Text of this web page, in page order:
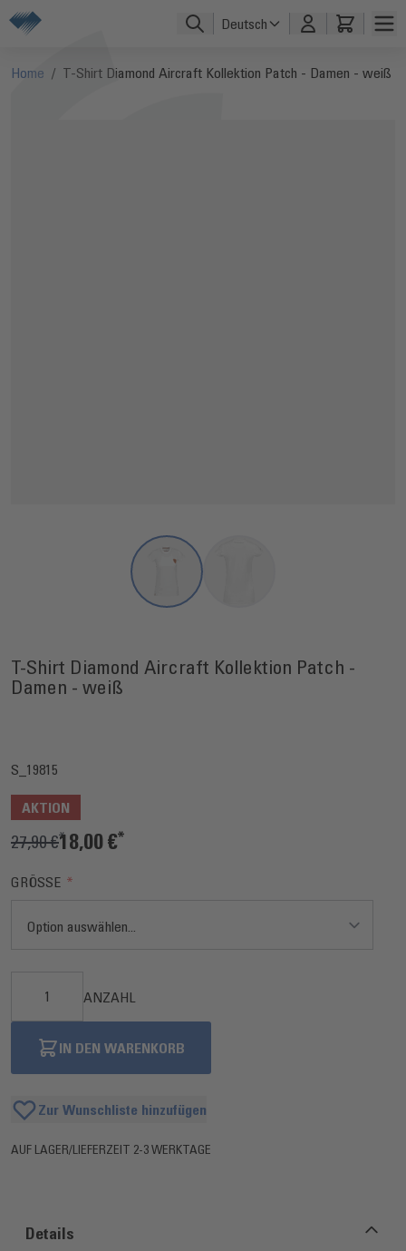
Direkt zum Inhalt
Deutsch
Home / T-Shirt Diamond Aircraft Kollektion Patch - Damen - weiß
View larger image
T-Shirt Diamond Aircraft Kollektion Patch -
Damen - weiß
S_19815
AKTION
27,90 €18,00 €
GRÖSSE
ANZAHL
IN DEN WARENKORB
Zur Wunschliste hinzufügen
AUF LAGER/LIEFERZEIT 2-3 WERKTAGE
Details